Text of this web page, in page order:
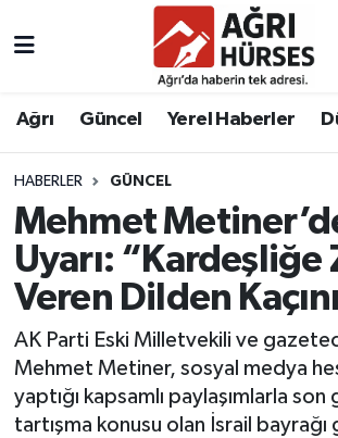
Ağrı Güncel Yerel Haberler
HABERLER GÜNCEL
Mehmet
Uyarı: “Kardeşliğe
Veren Dilden
AK Parti Eski Milletvekili ve
Mehmet Metiner, sosyal medya
yaptığı kapsamlı paylaşımlarla son
tartışma konusu olan İsrail
Hava Durumu
Tüm Manşetler
Son Dakika Haberleri
Haber Arşivi